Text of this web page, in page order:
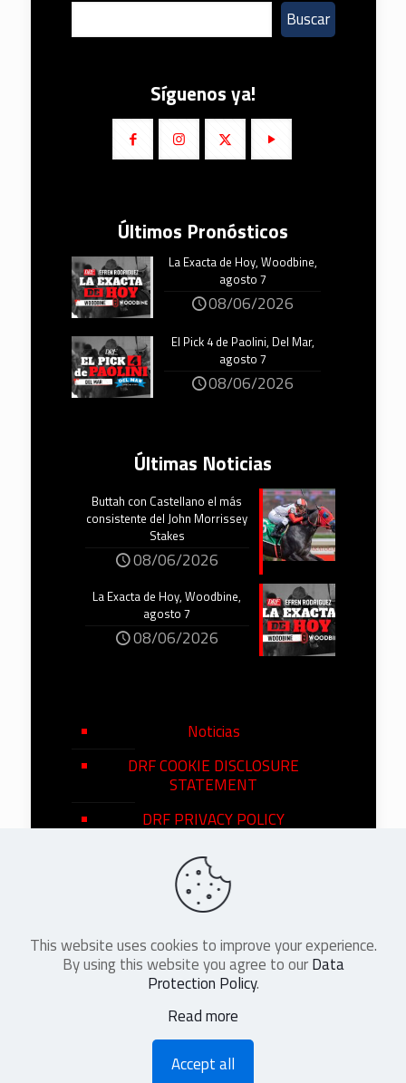
Buscar
Síguenos ya!
Últimos Pronósticos
La Exacta de Hoy, Woodbine,
agosto 7
08/06/2026
El Pick 4 de Paolini, Del Mar,
agosto 7
08/06/2026
Últimas Noticias
Buttah con Castellano el más
consistente del John Morrissey
Stakes
08/06/2026
La Exacta de Hoy, Woodbine,
agosto 7
08/06/2026
Noticias
DRF COOKIE DISCLOSURE
STATEMENT
DRF PRIVACY POLICY
©2026DRF en Español. All Rights
Reserved
This website uses cookies to improve your experience.
By using this website you agree to ourData
Protection Policy.
Read more
Accept all